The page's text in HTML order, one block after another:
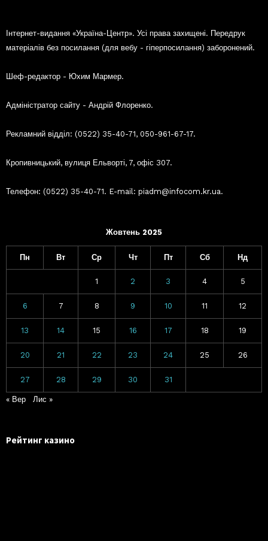
Інтернет-видання «Україна-Центр». Усі права захищені. Передрук
матеріалів без посилання (для вебу - гіперпосилання) заборонений.
Шеф-редактор - Юхим Мармер.
Адміністратор сайту - Андрій Флоренко.
Рекламний відділ: (0522) 35-40-71, 050-961-67-17.
Кропивницький, вулиця Ельворті, 7, офіс 307.
Телефон: (0522) 35-40-71. E-mail: piadm@infocom.kr.ua.
Жовтень 2025
Пн Вт Ср Чт Пт Сб Нд
1 2 3 4 5
6 7 8 9 10 11 12
13 14 15 16 17 18 19
20 21 22 23 24 25 26
27 28 29 30 31
« Вер Лис »
Рейтинг казино